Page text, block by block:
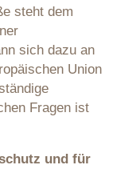
steht dem
sich dazu an
Union
Fragen ist
und für